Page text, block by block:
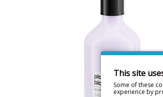
This site
Some of these
experience by